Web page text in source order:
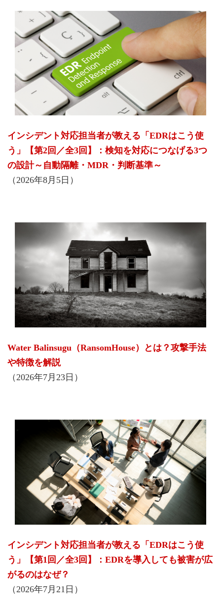
インシデント対応担当者が教える「EDRはこう使
う」【第2回／全3回】：検知を対応につなげる3つ
の設計～自動隔離・MDR・判断基準～
（2026年8月5日）
Water Balinsugu（RansomHouse）とは？攻撃手法
や特徴を解説
（2026年7月23日）
インシデント対応担当者が教える「EDRはこう使
う」【第1回／全3回】：EDRを導入しても被害が広
がるのはなぜ？
（2026年7月21日）